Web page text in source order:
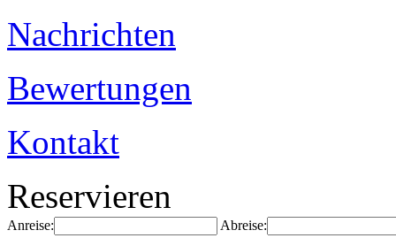
Nachrichten
Bewertungen
Kontakt
Reservieren
Anreise: Abreise: